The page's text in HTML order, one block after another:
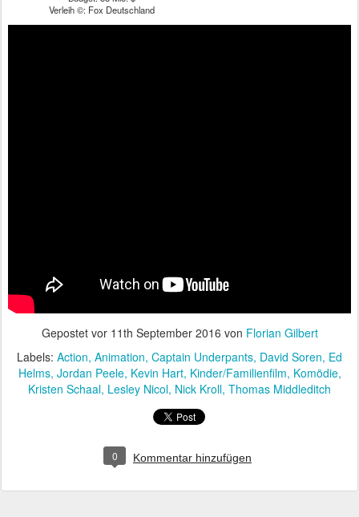
Verleih ©: Fox Deutschland
Gepostet vor 11th September 2016 von Florian Gilbert
Labels: Action Animation Captain Underpants David Soren Ed
Helms Jordan Peele Kevin Hart Kinder/Familienfilm Komödie
Kristen Schaal Lesley Nicol Nick Kroll Thomas Middleditch
0 Kommentar hinzufügen